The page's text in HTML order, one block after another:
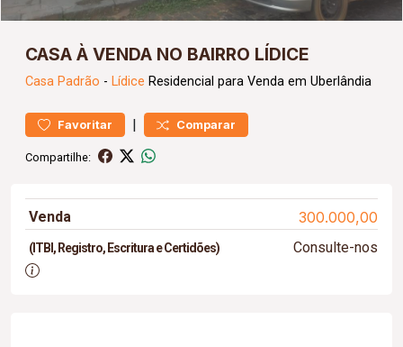
CASA À VENDA NO BAIRRO LÍDICE
Casa Padrão - Lídice Residencial para Venda em Uberlândia
Favoritar | Comparar
Compartilhe:
Venda 300.000,00
(ITBI, Registro, Escritura e Certidões) Consulte-nos